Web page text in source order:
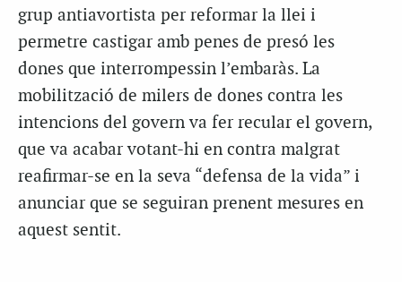
grup antiavortista per reformar la llei i
permetre castigar amb penes de presó les
dones que interrompessin l’embaràs. La
mobilització de milers de dones contra les
intencions del govern va fer recular el govern,
que va acabar votant-hi en contra malgrat
reafirmar-se en la seva “defensa de la vida” i
anunciar que se seguiran prenent mesures en
aquest sentit.